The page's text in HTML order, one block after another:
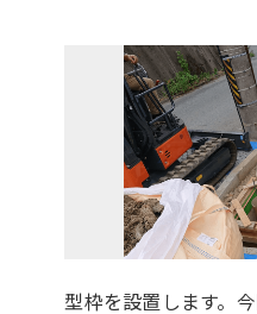
型枠を設置します。